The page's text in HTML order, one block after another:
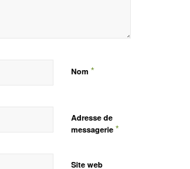
Nom *
Adresse de
messagerie *
Site web